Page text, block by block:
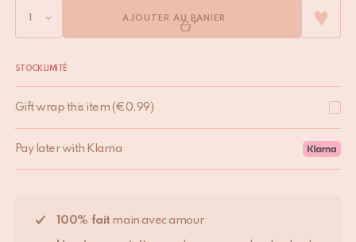
AJOUTER AU PANIER
STOCK LIMITÉ
Gift wrap this item (€0,99)
Pay later with Klarna
100% fait main avec amour